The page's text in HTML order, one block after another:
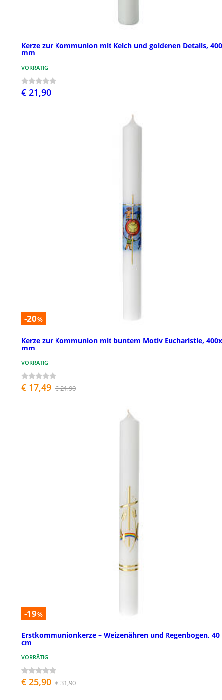
Kerze zur Kommunion mit Kelch und goldenen Details,
mm
VORRÄTIG
€ 21,90
-20%
Kerze zur Kommunion mit buntem Motiv Eucharistie,
mm
VORRÄTIG
€ 17,49 € 21,90
-19%
Erstkommunionkerze – Weizenähren und Regenbogen, 40
cm
VORRÄTIG
€ 25,90 € 31,90